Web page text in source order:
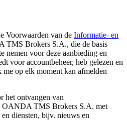
Voorwaarden van de Informatie- en
TMS Brokers S.A., die de basis
nemen voor deze aanbieding en
voor accountbeheer, heb gelezen en
op elk moment kan afmelden
het ontvangen van
OANDA TMS Brokers S.A. met
diensten, bijv. nieuws en